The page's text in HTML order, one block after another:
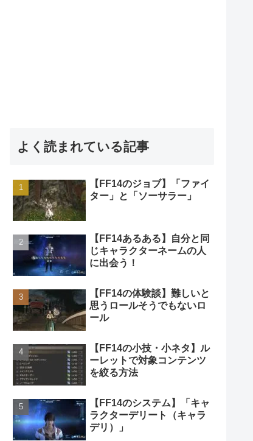
よく読まれている記事
【FF14のジョブ】「ファイ
ター」と「ソーサラー」
【FF14あるある】自分と同
じキャラクターネームの人
に出会う！
【FF14の体験談】難しいと
思うロールそうでもないロ
ール
【FF14の小技・小ネタ】ル
ーレットで対象コンテンツ
を絞る方法
【FF14のシステム】「キャ
ラクターデリート（キャラ
デリ）」